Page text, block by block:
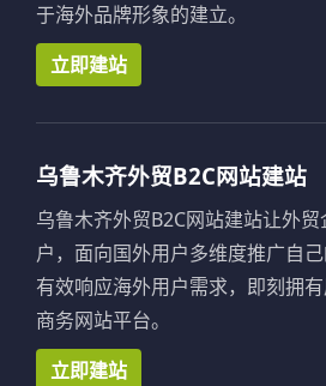
于海外品牌形象的建立。
立即建站
乌鲁木齐外贸B2C网站建站
乌鲁木齐外贸B2C网站建站让外
户，面向国外用户多维度推广自
有效响应海外用户需求，即刻拥
商务网站平台。
立即建站